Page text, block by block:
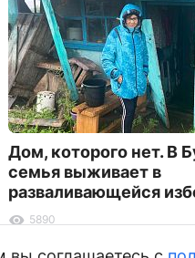
Дом, которого нет. В
семья выживает в
разваливающейся
5890